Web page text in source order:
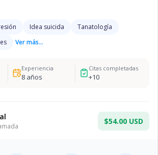
Idea suicida
Tanatología
Ver más...
Experiencia
8años
Citas completadas
+10
$54.00 USD